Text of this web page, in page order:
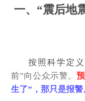
一、“震后地
按照科学定
前”向公众示警。
生了”，那只是报警